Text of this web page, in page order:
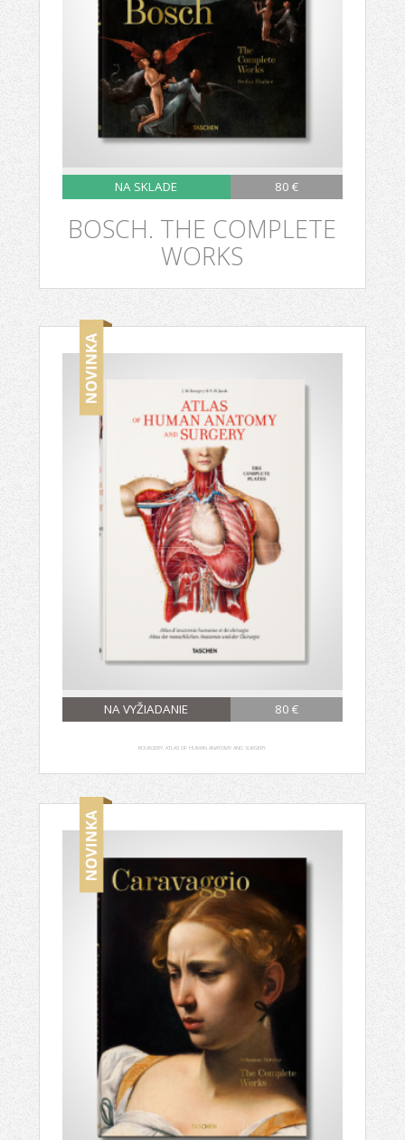
NA SKLADE 80 €
BOSCH. THE COMPLETE
WORKS
NA VYŽIADANIE 80 €
BOURGERY. ATLAS OF HUMAN ANATOMY AND SURGERY